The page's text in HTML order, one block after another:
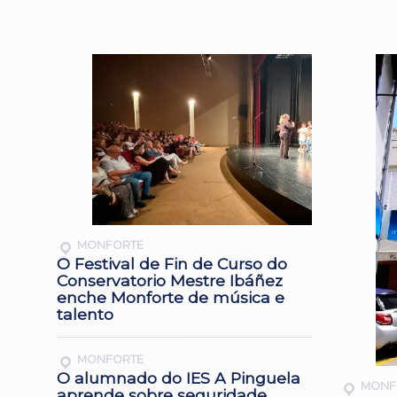
MONFORTE
O Festival de Fin de Curso do
Conservatorio Mestre Ibáñez
enche Monforte de música e
talento
MONFORTE
O alumnado do IES A Pinguela